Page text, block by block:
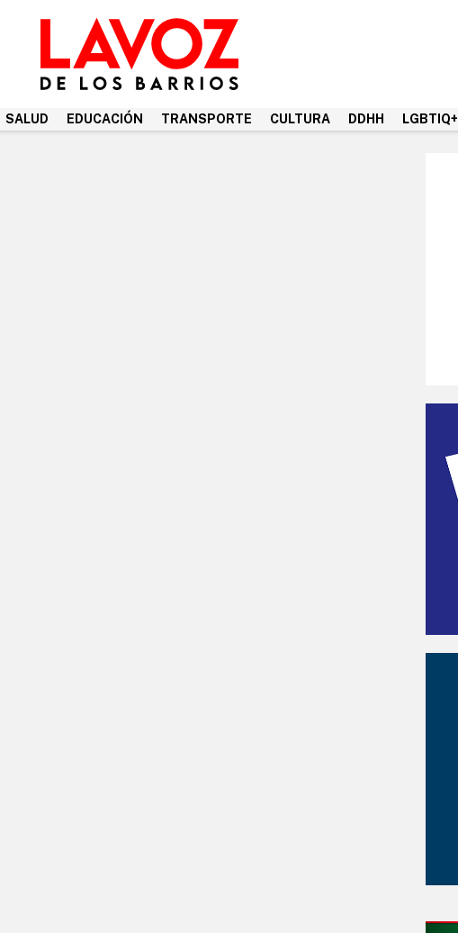
SALUD EDUCACIÓN TRANSPORTE CULTURA DDHH LGBTIQ+